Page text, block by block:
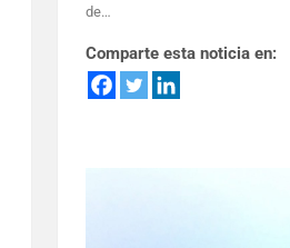
de…
Comparte esta noticia en: